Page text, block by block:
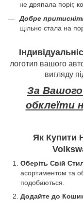
не дряпала поріг,
Добре
щільно стала на
логотип вашого
вигляду
За
обклеїти
Як Купити
Оберіть Свій
асортиментом та
подобаються.
Додайте до